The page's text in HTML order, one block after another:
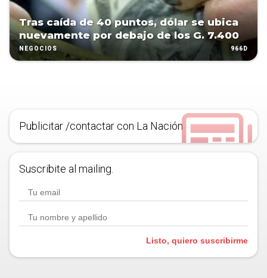
Tras caída de 40 puntos, dólar se ubica
nuevamente por debajo de los G. 7.400
NEGOCIOS 966D
Publicitar /contactar con La Nación
Suscribite al mailing.
Listo, quiero suscribirme